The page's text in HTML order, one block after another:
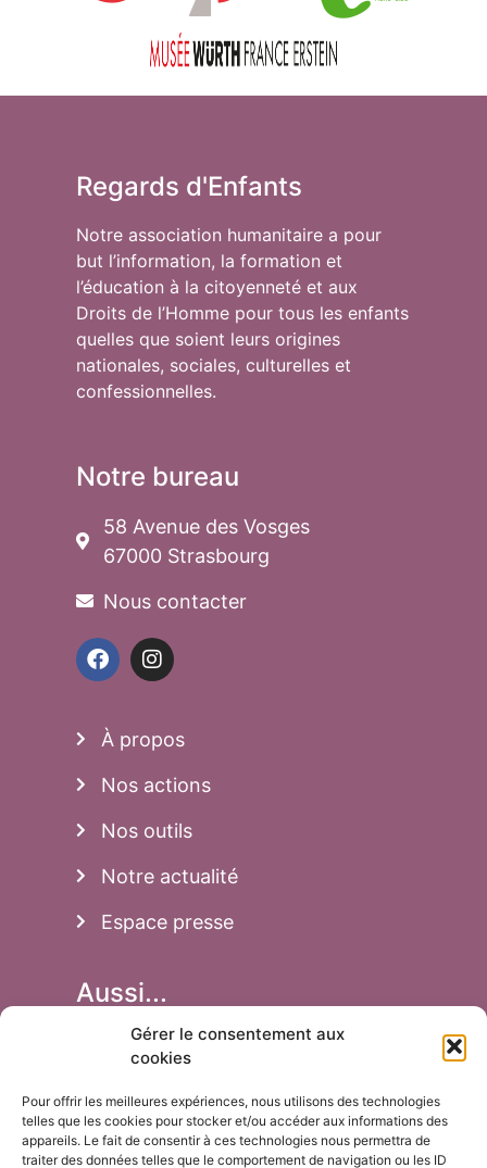
Gérer le consentement aux
cookies
Pour offrir les meilleures expériences, nous utilisons des technologies
telles que les cookies pour stocker et/ou accéder aux informations des
appareils. Le fait de consentir à ces technologies nous permettra de
traiter des données telles que le comportement de navigation ou les ID
Regards d'Enfants
Notre association humanitaire a pour
but l’information, la formation et
l’éducation à la citoyenneté et aux
Droits de l’Homme pour tous les enfants
quelles que soient leurs origines
nationales, sociales, culturelles et
confessionnelles.
Notre bureau
58 Avenue des Vosges
67000 Strasbourg
Nous contacter
À propos
Nos actions
Nos outils
Notre actualité
Espace presse
Aussi...
Adhésion
Achats de jeux